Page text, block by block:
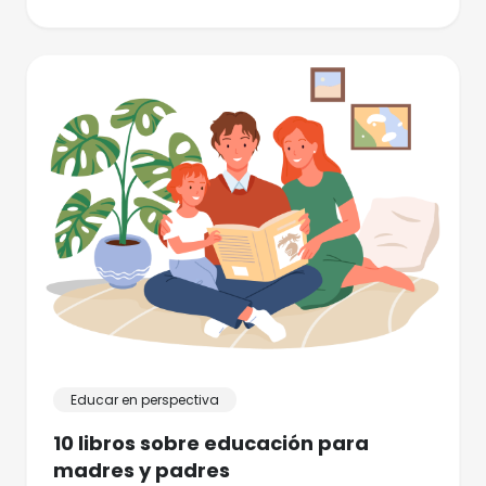
Educar en perspectiva
10 libros sobre educación para
madres y padres